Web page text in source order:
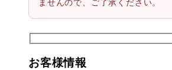
ませんので、ご了承ください。
お客様情報